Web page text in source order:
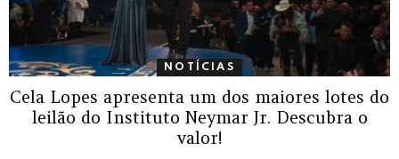
NOTÍCIAS
Cela Lopes apresenta um dos maiores lotes do
leilão do Instituto Neymar Jr. Descubra o
valor!